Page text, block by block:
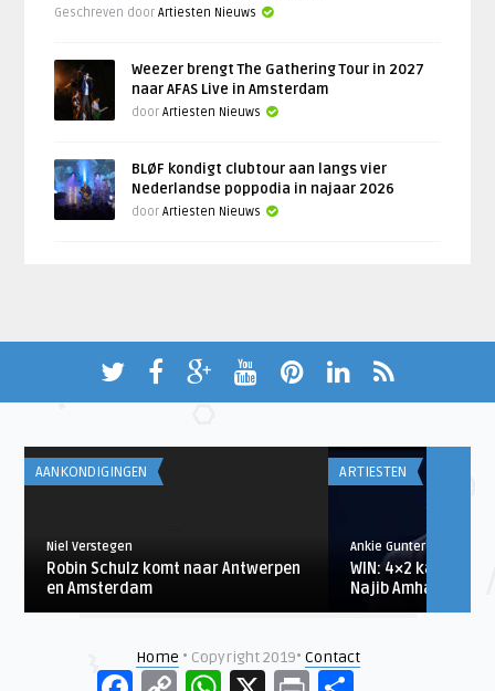
Geschreven doorArtiesten Nieuws
Weezer brengt The Gathering Tour in 2027
naar AFAS Live in Amsterdam
doorArtiesten Nieuws
BLØF kondigt clubtour aan langs vier
Nederlandse poppodia in najaar 2026
doorArtiesten Nieuws
AANKONDIGINGEN
Niel Verstegen
Robin Schulz komt naar Antwerpen
en Amsterdam
ARTIESTEN
Ankie Gunter
WIN: 4×2 kaarten
Najib Amhali in P ...
Home • Copyright 2019• Contact
FacebookCopy
WhatsApp Print